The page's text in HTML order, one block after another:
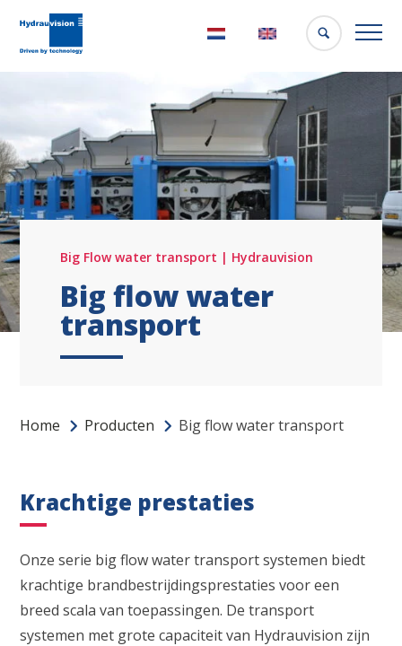
NederlandsEnglish
Big Flow water transport | Hydrauvision
Big flow water
transport
Home Producten Big flow water transport
Krachtige prestaties
Onze serie big flow water transport systemen biedt
krachtige brandbestrijdingsprestaties voor een
breed scala van toepassingen. De transport
systemen met grote capaciteit van Hydrauvision zijn